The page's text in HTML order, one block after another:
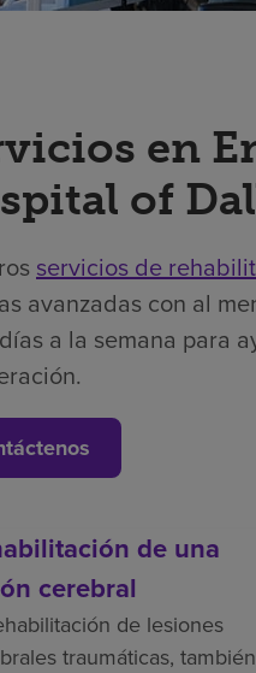
en
of
servicios de
avanzadas con al
a la semana para
de una
cerebral
de lesiones
traumáticas, también